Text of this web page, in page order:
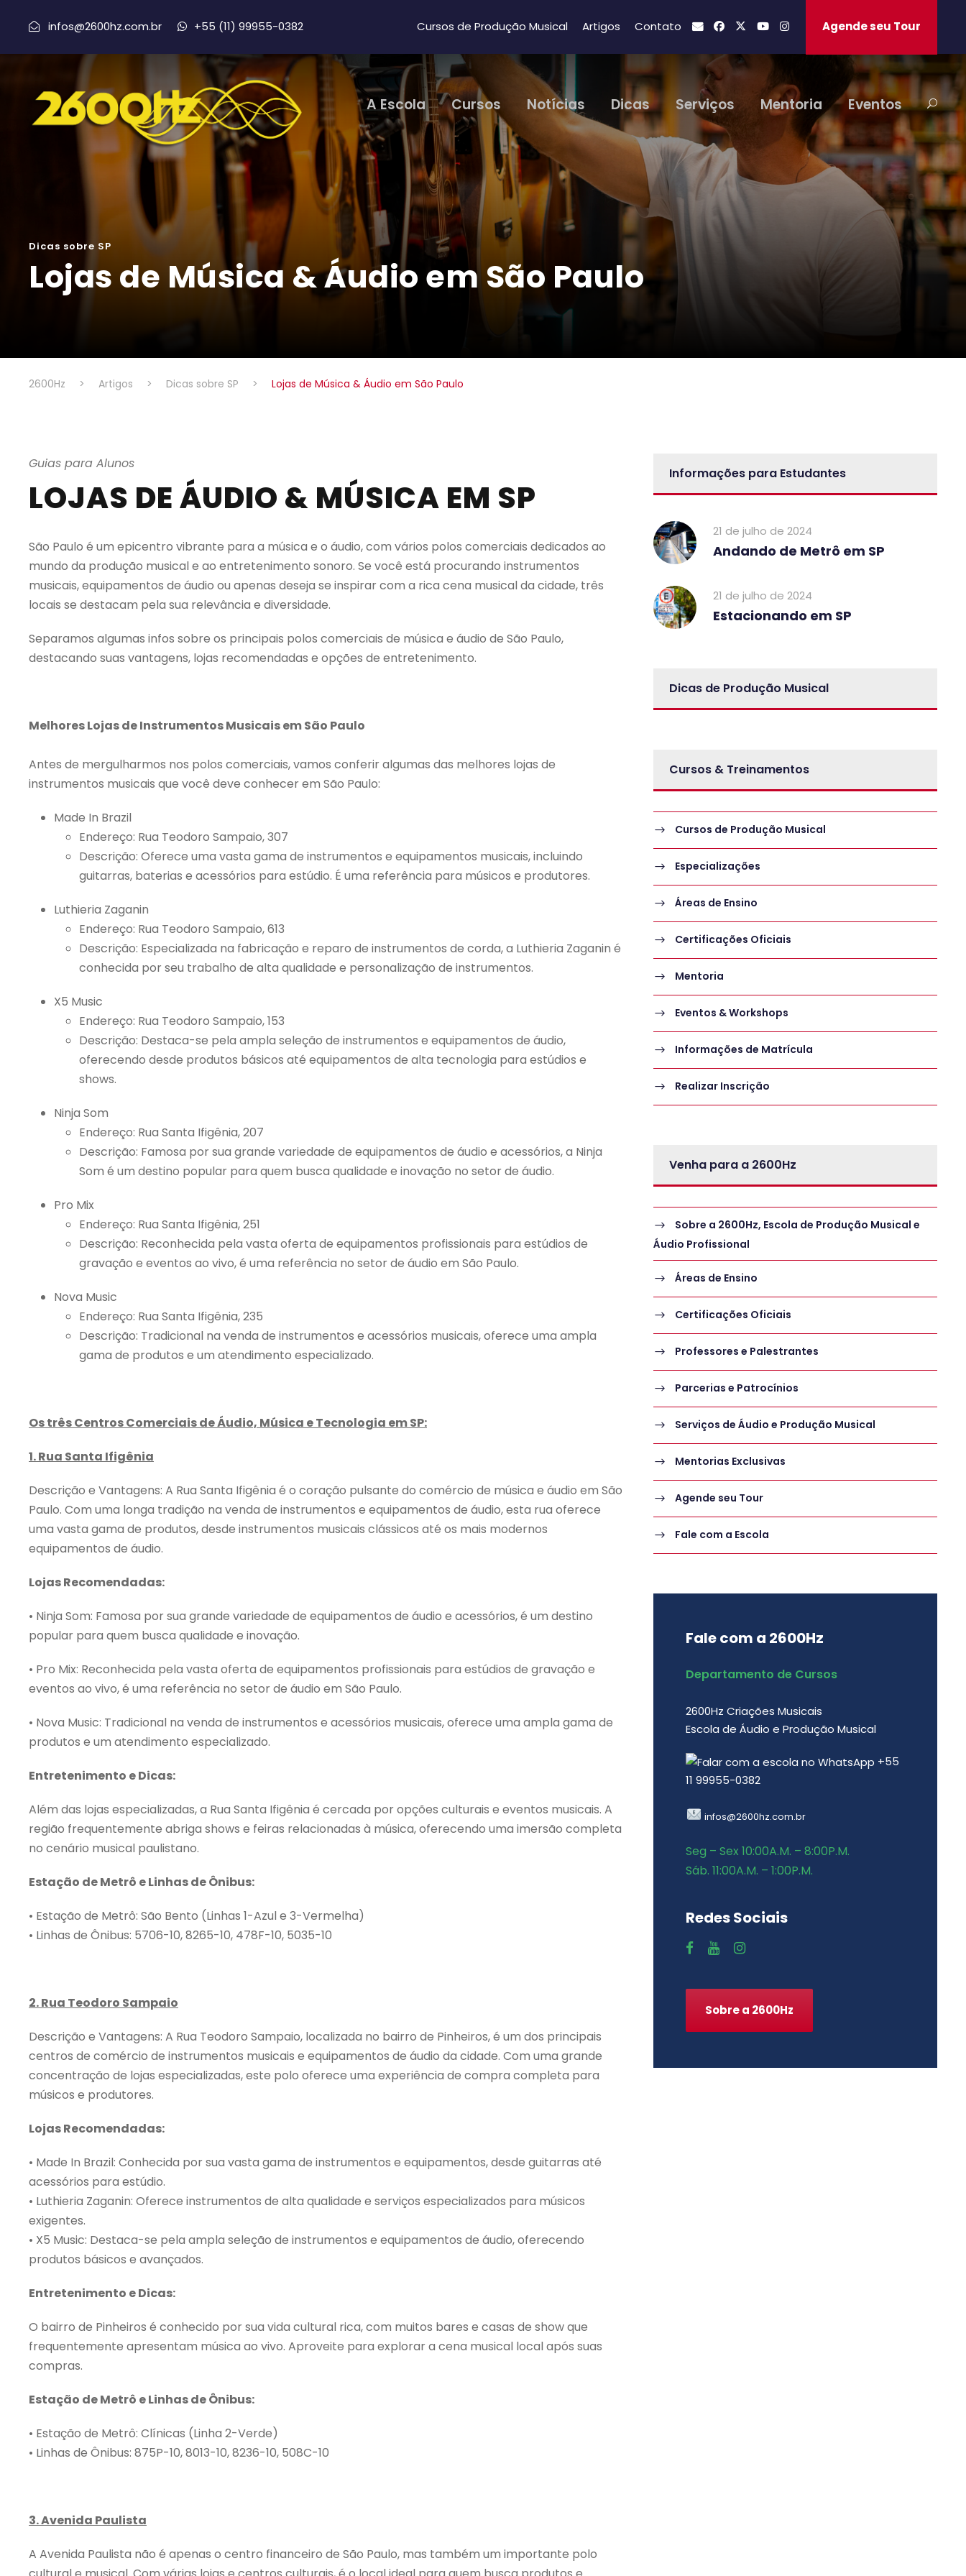
infos@2600hz.com.br +55 (11) 99955-0382 Cursos de Produção Musical Artigos Contato Agende seu Tour
A Escola Cursos Notícias Dicas Serviços Mentoria Eventos
Dicas sobre SP
Lojas de Música & Áudio em São Paulo
2600Hz > Artigos > Dicas sobre SP > Lojas de Música & Áudio em São Paulo
Guias para Alunos
LOJAS DE ÁUDIO & MÚSICA EM SP
São Paulo é um epicentro vibrante para a música e o áudio, com vários polos comerciais dedicados ao
mundo da produção musical e ao entretenimento sonoro. Se você está procurando instrumentos
musicais, equipamentos de áudio ou apenas deseja se inspirar com a rica cena musical da cidade, três
locais se destacam pela sua relevância e diversidade.
Separamos algumas infos sobre os principais polos comerciais de música e áudio de São Paulo,
destacando suas vantagens, lojas recomendadas e opções de entretenimento.
Melhores Lojas de Instrumentos Musicais em São Paulo
Antes de mergulharmos nos polos comerciais, vamos conferir algumas das melhores lojas de
instrumentos musicais que você deve conhecer em São Paulo:
Made In Brazil
Endereço: Rua Teodoro Sampaio, 307
Descrição: Oferece uma vasta gama de instrumentos e equipamentos musicais, incluindo
guitarras, baterias e acessórios para estúdio. É uma referência para músicos e produtores.
Luthieria Zaganin
Endereço: Rua Teodoro Sampaio, 613
Descrição: Especializada na fabricação e reparo de instrumentos de corda, a Luthieria Zaganin é
conhecida por seu trabalho de alta qualidade e personalização de instrumentos.
X5 Music
Endereço: Rua Teodoro Sampaio, 153
Descrição: Destaca-se pela ampla seleção de instrumentos e equipamentos de áudio,
oferecendo desde produtos básicos até equipamentos de alta tecnologia para estúdios e
shows.
Ninja Som
Endereço: Rua Santa Ifigênia, 207
Descrição: Famosa por sua grande variedade de equipamentos de áudio e acessórios, a Ninja
Som é um destino popular para quem busca qualidade e inovação no setor de áudio.
Pro Mix
Endereço: Rua Santa Ifigênia, 251
Descrição: Reconhecida pela vasta oferta de equipamentos profissionais para estúdios de
gravação e eventos ao vivo, é uma referência no setor de áudio em São Paulo.
Nova Music
Endereço: Rua Santa Ifigênia, 235
Descrição: Tradicional na venda de instrumentos e acessórios musicais, oferece uma ampla
gama de produtos e um atendimento especializado.
Os três Centros Comerciais de Áudio, Música e Tecnologia em SP:
1. Rua Santa Ifigênia
Descrição e Vantagens: A Rua Santa Ifigênia é o coração pulsante do comércio de música e áudio em São
Paulo. Com uma longa tradição na venda de instrumentos e equipamentos de áudio, esta rua oferece
uma vasta gama de produtos, desde instrumentos musicais clássicos até os mais modernos
equipamentos de áudio.
Lojas Recomendadas:
• Ninja Som: Famosa por sua grande variedade de equipamentos de áudio e acessórios, é um destino
popular para quem busca qualidade e inovação.
• Pro Mix: Reconhecida pela vasta oferta de equipamentos profissionais para estúdios de gravação e
eventos ao vivo, é uma referência no setor de áudio em São Paulo.
• Nova Music: Tradicional na venda de instrumentos e acessórios musicais, oferece uma ampla gama de
produtos e um atendimento especializado.
Entretenimento e Dicas:
Além das lojas especializadas, a Rua Santa Ifigênia é cercada por opções culturais e eventos musicais. A
região frequentemente abriga shows e feiras relacionadas à música, oferecendo uma imersão completa
no cenário musical paulistano.
Estação de Metrô e Linhas de Ônibus:
• Estação de Metrô: São Bento (Linhas 1-Azul e 3-Vermelha)
• Linhas de Ônibus: 5706-10, 8265-10, 478F-10, 5035-10
2. Rua Teodoro Sampaio
Descrição e Vantagens: A Rua Teodoro Sampaio, localizada no bairro de Pinheiros, é um dos principais
centros de comércio de instrumentos musicais e equipamentos de áudio da cidade. Com uma grande
concentração de lojas especializadas, este polo oferece uma experiência de compra completa para
músicos e produtores.
Lojas Recomendadas:
• Made In Brazil: Conhecida por sua vasta gama de instrumentos e equipamentos, desde guitarras até
acessórios para estúdio.
• Luthieria Zaganin: Oferece instrumentos de alta qualidade e serviços especializados para músicos
exigentes.
• X5 Music: Destaca-se pela ampla seleção de instrumentos e equipamentos de áudio, oferecendo
produtos básicos e avançados.
Entretenimento e Dicas:
O bairro de Pinheiros é conhecido por sua vida cultural rica, com muitos bares e casas de show que
frequentemente apresentam música ao vivo. Aproveite para explorar a cena musical local após suas
compras.
Estação de Metrô e Linhas de Ônibus:
• Estação de Metrô: Clínicas (Linha 2-Verde)
• Linhas de Ônibus: 875P-10, 8013-10, 8236-10, 508C-10
3. Avenida Paulista
A Avenida Paulista não é apenas o centro financeiro de São Paulo, mas também um importante polo
Informações para Estudantes
21 de julho de 2024
Andando de Metrô em SP
21 de julho de 2024
Estacionando em SP
Dicas de Produção Musical
Cursos & Treinamentos
Cursos de Produção Musical
Especializações
Áreas de Ensino
Certificações Oficiais
Mentoria
Eventos & Workshops
Informações de Matrícula
Realizar Inscrição
Venha para a 2600Hz
Sobre a 2600Hz, Escola de Produção Musical e
Áudio Profissional
Áreas de Ensino
Certificações Oficiais
Professores e Palestrantes
Parcerias e Patrocínios
Serviços de Áudio e Produção Musical
Mentorias Exclusivas
Agende seu Tour
Fale com a Escola
Fale com a 2600Hz
Departamento de Cursos
2600Hz Criações Musicais
Escola de Áudio e Produção Musical
+55
11 99955-0382
infos@2600hz.com.br
Seg – Sex 10:00A.M. – 8:00P.M.
Sáb. 11:00A.M. – 1:00P.M.
Redes Sociais
Sobre a 2600Hz